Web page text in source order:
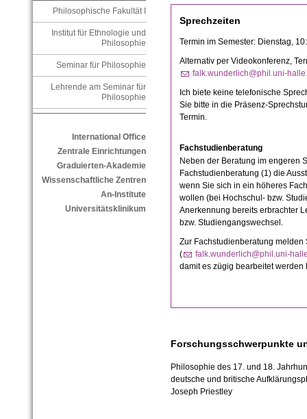
Philosophische Fakultät I
Institut für Ethnologie und
Philosophie
Seminar für Philosophie
Lehrende am Seminar für
Philosophie
International Office
Zentrale Einrichtungen
Graduierten-Akademie
Wissenschaftliche Zentren
An-Institute
Universitätsklinikum
Sprechzeiten
Termin im Semester: Dienstag,
Alternativ per Videokonferenz,
falk.wunderlich@phil.uni-
Ich biete keine telefonische
Sie bitte in die Präsenz-
Termin.
Fachstudienberatung
Neben der Beratung im engeren
Fachstudienberatung (1) die
wenn Sie sich in ein höheres
wollen (bei Hochschul- bzw.
Anerkennung bereits erbrachter
bzw. Studiengangswechsel.
Zur Fachstudienberatung melden
(
falk.wunderlich@phil.uni-
damit es zügig bearbeitet werden
Forschungsschwerpunkte
Philosophie des 17. und 18.
deutsche und britische
Joseph Priestley